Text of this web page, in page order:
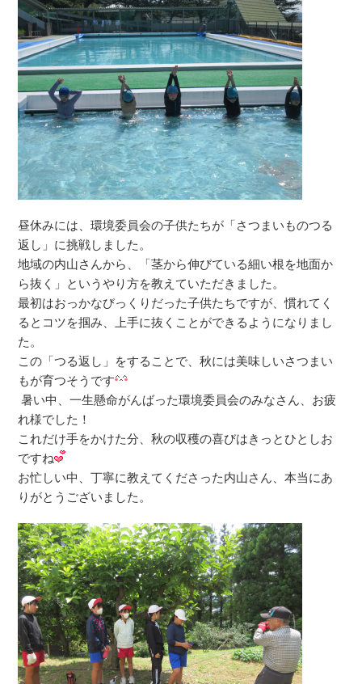
昼休みには、環境委員会の子供たちが「さつまいものつる
返し」に挑戦しました。
地域の内山さんから、「茎から伸びている細い根を地面か
ら抜く」というやり方を教えていただきました。
最初はおっかなびっくりだった子供たちですが、慣れてく
るとコツを掴み、上手に抜くことができるようになりまし
た。
この「つる返し」をすることで、秋には美味しいさつまい
もが育つそうです
暑い中、一生懸命がんばった環境委員会のみなさん、お疲
れ様でした！
これだけ手をかけた分、秋の収穫の喜びはきっとひとしお
ですね
お忙しい中、丁寧に教えてくださった内山さん、本当にあ
りがとうございました。